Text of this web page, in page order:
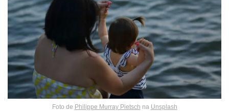
Foto de Philippe Murray Pietsch na Unsplash